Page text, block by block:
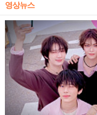
영상뉴스